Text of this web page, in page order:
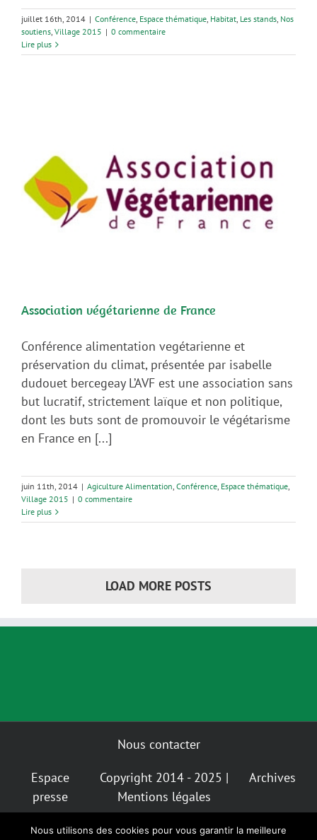
juillet 16th, 2014 | Conférence, Espace thématique, Habitat, Les stands, Nos
soutiens, Village 2015 | 0 commentaire
Lire plus
Association végétarienne de France
Conférence alimentation vegétarienne et
préservation du climat, présentée par isabelle
dudouet bercegeay L’AVF est une association sans
but lucratif, strictement laïque et non politique,
dont les buts sont de promouvoir le végétarisme
en France en [...]
juin 11th, 2014 | Agiculture Alimentation Conférence Espace thématique
Village 2015 | 0 commentaire
Lire plus
LOAD MORE POSTS
Nous contacter
Espace
presse
Copyright 2014 - 2025 |
Mentions légales
Archives
Nous utilisons des cookies pour vous garantir la meilleure